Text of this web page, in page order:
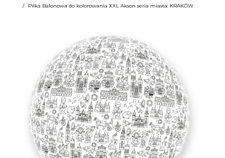
Piłka Balonowa do kolorowania XXL Akson seria miasta: KRAKÓW